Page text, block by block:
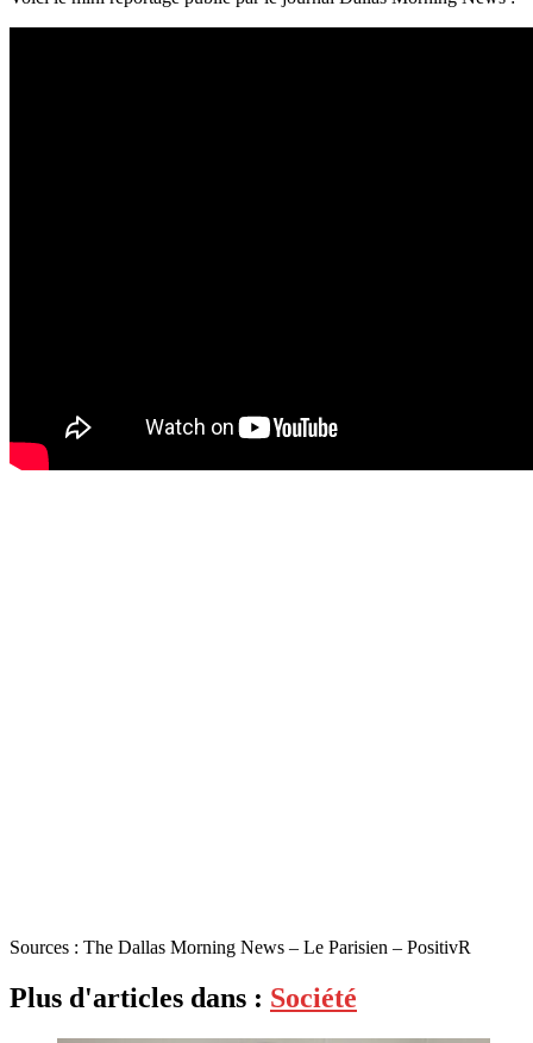
Sources : The Dallas Morning News – Le Parisien – PositivR
Plus d'articles dans : Société